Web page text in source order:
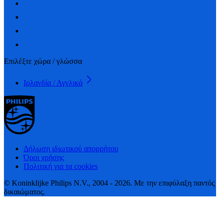
Επιλέξτε χώρα / γλώσσα
Ιρλανδία / Αγγλικά
Δήλωση ιδιωτικού απορρήτου
Όροι χρήσης
Πολιτική για τα cookies
© Koninklijke Philips N.V., 2004 - 2026. Με την επιφύλαξη παντός
δικαιώματος.